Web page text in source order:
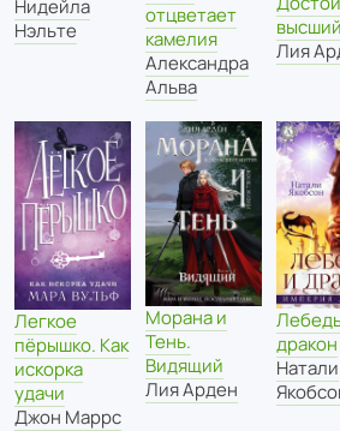
Нидейла
Нэльте
отцветает
камелия
Александра
Альва
Лия
Легкое
пёрышко. Как
искорка
удачи
Джон Маррс
Морана и
Тень.
Видящий
Лия Арден
дракон
Натали